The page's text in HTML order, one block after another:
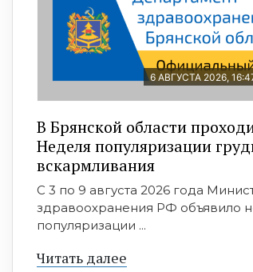
6 АВГУСТА 2026,
В Брянской области
Неделя популяризации
вскармливания
С 3 по 9 августа 2026 года
здравоохранения РФ объявило
популяризации ...
Читать далее